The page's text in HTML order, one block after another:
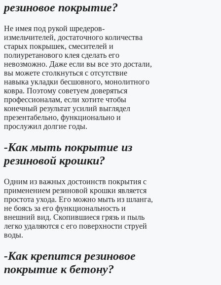
резиновое покрытие?
Не имея под рукой шредеров-
измельчителей, достаточного количества
старых покрышек, смесителей и
полиуретанового клея сделать его
невозможно. Даже если вы все это достали,
вы можете столкнуться с отсутствие
навыка укладки бесшовного, монолитного
ковра. Поэтому советуем доверяться
профессионалам, если хотите чтобы
конечный результат усилий выглядел
презентабельно, функционально и
прослужил долгие годы.
-Как мыть покрытие из
резиновой крошки?
Одним из важных достоинств покрытия с
применением резиновой крошки является
простота ухода. Его можно мыть из шланга,
не боясь за его функциональность и
внешний вид. Скопившиеся грязь и пыль
легко удаляются с его поверхности струей
воды.
-Как крепится резиновое
покрытие к бетону?